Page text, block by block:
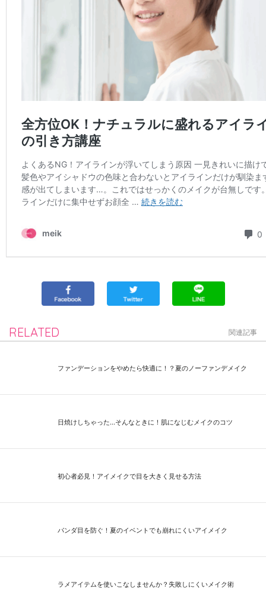
RELATED 関連記事
ファンデーションをやめたら快適に！？夏のノーファンデメイク
日焼けしちゃった...そんなときに！肌になじむメイクのコツ
初心者必見！アイメイクで目を大きく見せる方法
パンダ目を防ぐ！夏のイベントでも崩れにくいアイメイク
ラメアイテムを使いこなしませんか？失敗しにくいメイク術